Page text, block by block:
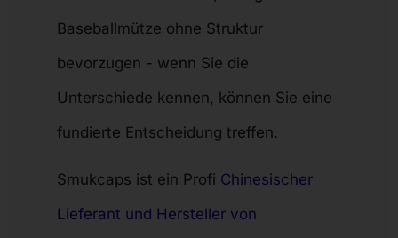
Baseballmütze ohne Struktur
bevorzugen - wenn Sie die
Unterschiede kennen, können Sie eine
fundierte Entscheidung treffen.
Smukcaps ist ein Profi Chinesischer
Lieferant und Hersteller von